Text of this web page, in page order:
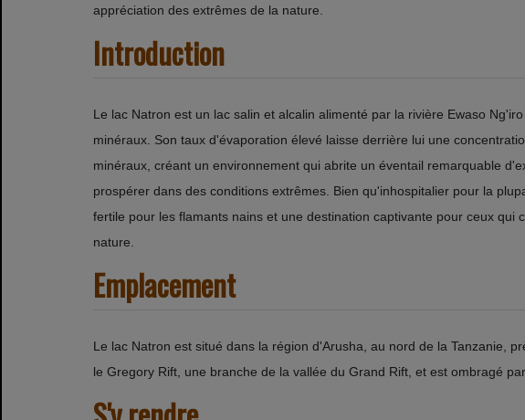
appréciation des extrêmes de la nature.
Introduction
Le lac Natron est un lac salin et alcalin alimenté par la rivière Ewaso
minéraux. Son taux d'évaporation élevé laisse derrière lui une
minéraux, créant un environnement qui abrite un éventail remarquable
prospérer dans des conditions extrêmes. Bien qu'inhospitalier pour la
fertile pour les flamants nains et une destination captivante pour ceux qui
nature.
Emplacement
Le lac Natron est situé dans la région d'Arusha, au nord de la Tanzanie,
le Gregory Rift, une branche de la vallée du Grand Rift, et est ombragé